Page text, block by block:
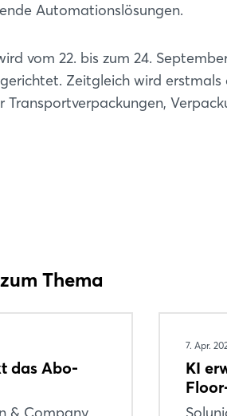
Automationslösungen.
vom 22. bis zum 24.
Zeitgleich wird erstmals
Transportverpackungen,
Thema
das Abo-
7. Apr.
KI
Login